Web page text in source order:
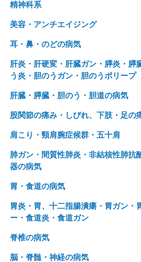
精神科系
美容・アンチエイジング
耳・鼻・のどの病気
肝炎・肝硬変・肝臓ガン・膵炎・膵
う炎・胆のうガン・胆のうポリープ
肝臓・膵臓・胆のう・胆道の病気
股関節の痛み・しびれ、下肢・足の
肩こり・頸肩腕症候群・五十肩
肺ガン・間質性肺炎・非結核性肺抗
器の病気
胃・食道の病気
胃炎・胃、十二指腸潰瘍・胃ガン・
ー・食道炎・食道ガン
脊椎の病気
脳・脊髄・神経の病気